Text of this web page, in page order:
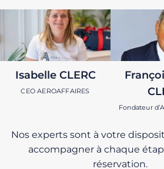
Isabelle CLERC
CEO AEROAFFAIRES
Fondateur
Nos experts sont à votre
accompagner à chaque
réservation.